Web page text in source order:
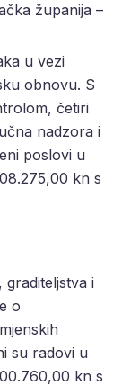
županija –
u vezi
obnovu. S
četiri
nadzora i
poslovi u
kn s
i
o
su radovi u
kn s